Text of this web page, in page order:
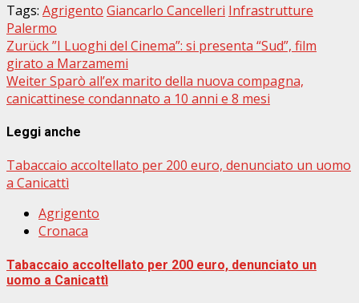
Tags: Agrigento Giancarlo Cancelleri Infrastrutture
Palermo
Beitragsnavigation
Zurück”I Luoghi del Cinema”: si presenta “Sud”, film
girato a Marzamemi
WeiterSparò all’ex marito della nuova compagna,
canicattinese condannato a 10 anni e 8 mesi
Leggi anche
Tabaccaio accoltellato per 200 euro, denunciato un uomo
a Canicattì
Agrigento
Cronaca
Tabaccaio accoltellato per 200 euro, denunciato un
uomo a Canicattì